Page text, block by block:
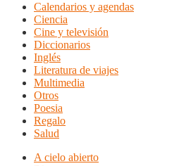
Calendarios y agendas
Ciencia
Cine y televisión
Diccionarios
Inglés
Literatura de viajes
Multimedia
Otros
Poesia
Regalo
Salud
A cielo abierto